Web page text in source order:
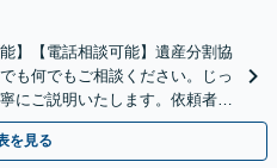
】【電話相談可能】遺産分割協
も何でもご相談ください。じっ
にご説明いたします。依頼者の
します。
を見る